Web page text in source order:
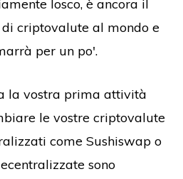
losco, è ancora il
criptovalute al mondo e
per un po'.
la vostra prima attività
le vostre criptovalute
come Sushiswap o
sono